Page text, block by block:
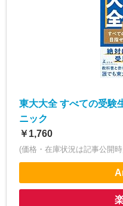
東大大全 すべての受験
ニック
￥1,760
(価格・在庫状況は記事公開